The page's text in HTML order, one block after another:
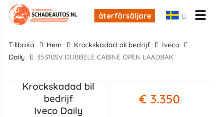
återförsäljare
tillbaka Hem krockskadad bil bedrijf
Iveco
Daily
35S10SV DUBBELE CABINE OPEN LAADBAK
Krockskadad bil
bedrijf
Iveco Daily
€ 3.350